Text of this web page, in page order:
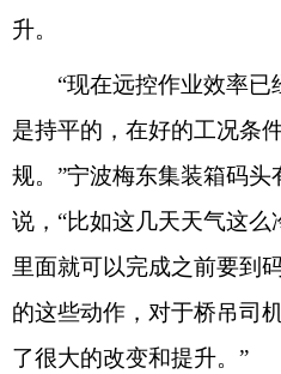
升。
“现在远控作业效率已
是持平的，在好的工况条
规。”宁波梅东集装箱码
说，“比如这几天天气这
里面就可以完成之前要到
的这些动作，对于桥吊司
了很大的改变和提升。”